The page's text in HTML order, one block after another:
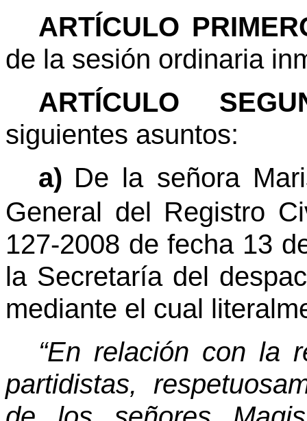
ARTÍCULO
de la sesión ordinaria
ARTÍCULO
siguientes asuntos:
a) De la señora
General del Registro
127-2008 de fecha 13
la Secretaría del
mediante el cual
“En relación con la
partidistas,